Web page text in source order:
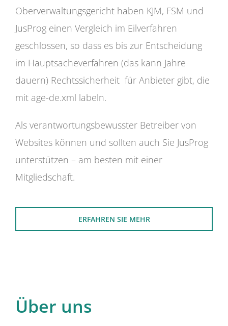
Oberverwaltungsgericht haben KJM, FSM und
JusProg einen Vergleich im Eilverfahren
geschlossen, so dass es bis zur Entscheidung
im Hauptsacheverfahren (das kann Jahre
dauern) Rechtssicherheit für Anbieter gibt, die
mit age-de.xml labeln.
Als verantwortungsbewusster Betreiber von
Websites können und sollten auch Sie JusProg
unterstützen – am besten mit einer
Mitgliedschaft.
ERFAHREN SIE MEHR
Über uns